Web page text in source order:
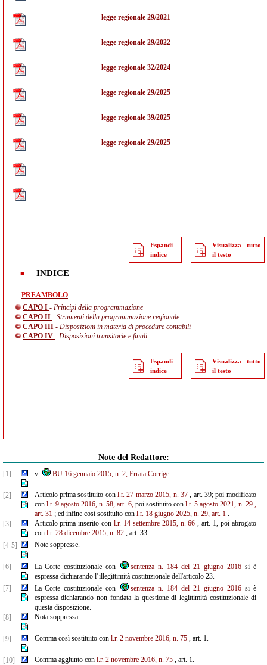
legge regionale 29/2021
legge regionale 29/2022
legge regionale 32/2024
legge regionale 29/2025
legge regionale 39/2025
legge regionale 29/2025
Espandi
indice
Visualizza tutto
il testo
INDICE
PREAMBOLO
CAPO I - Principi della programmazione
CAPO II - Strumenti della programmazione regionale
CAPO III - Disposizioni in materia di procedure contabili
CAPO IV - Disposizioni transitorie e finali
Espandi
indice
Visualizza tutto
il testo
Note del Redattore:
[1] v. BU 16 gennaio 2015, n. 2, Errata Corrige.
[2] Articolo prima sostituito conl.r. 27 marzo 2015, n. 37, art. 39; poi modificato
con l.r. 9 agosto 2016, n. 58, art. 6,poi sostituito conl.r. 5 agosto 2021, n. 29 ,
art. 31; ed infine così sostituito con l.r. 18 giugno 2025, n. 29, art. 1.
[3]
Articolo prima inserito conl.r. 14 settembre 2015, n. 66 , art. 1, poi abrogato
con l.r. 28 dicembre 2015, n. 82, art. 33.
[4-5]
Note soppresse.
[6] La Corte costituzionale con sentenza n. 184 del 21 giugno 2016si è
espressa dichiarando l’illegittimità costituzionale dell'articolo 23.
[7]
La Corte costituzionale con sentenza n. 184 del 21 giugno 2016si è
espressa dichiarando non fondata la questione di legittimità costituzionale di
questa disposizione.
[8]
Nota soppressa.
[9] Comma così sostituito con l.r. 2 novembre 2016, n. 75, art. 1.
[10] Comma aggiunto con l.r. 2 novembre 2016, n. 75, art. 1.